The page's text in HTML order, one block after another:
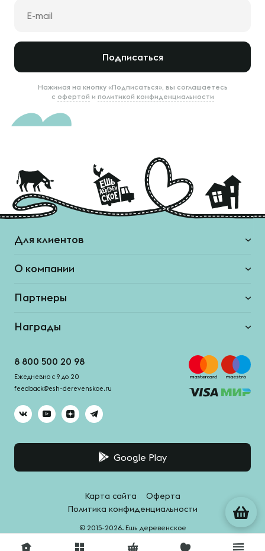
Подписаться
Нажимая на кнопку «Подписаться», вы соглашаетесь
с офертой и политикой конфиденциальности
Для клиентов
О компании
Партнеры
Награды
8 800 500 20 98
Ежедневно с 9 до 20
feedback@esh-derevenskoe.ru
Google Play
© 2015-2026. Ешь деревенское
Карта сайта
Оферта
Политика конфиденциальности
Система качества - HACCPro